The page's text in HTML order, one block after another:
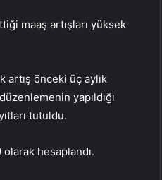
maaş artışları yüksek
artış önceki üç aylık
yapıldığı
tutuldu.
hesaplandı.